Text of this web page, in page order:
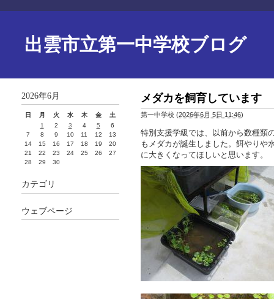
出雲市立第一中学校ブログ
メダカを飼育しています
第一中学校 (2026年6月 5日 11:46)
特別支援学級では、以前から数種類
もメダカが誕生しました。餌やりや
に大きくなってほしいと思います。
2026年6月
日 月 火 水 木 金
土
1
2 3 4 5
6
7
8 9 10 11 12
13
14
15 16 17 18 19
20
21
22 23 24 25 26
27
28
29 30
カテゴリ
ウェブページ